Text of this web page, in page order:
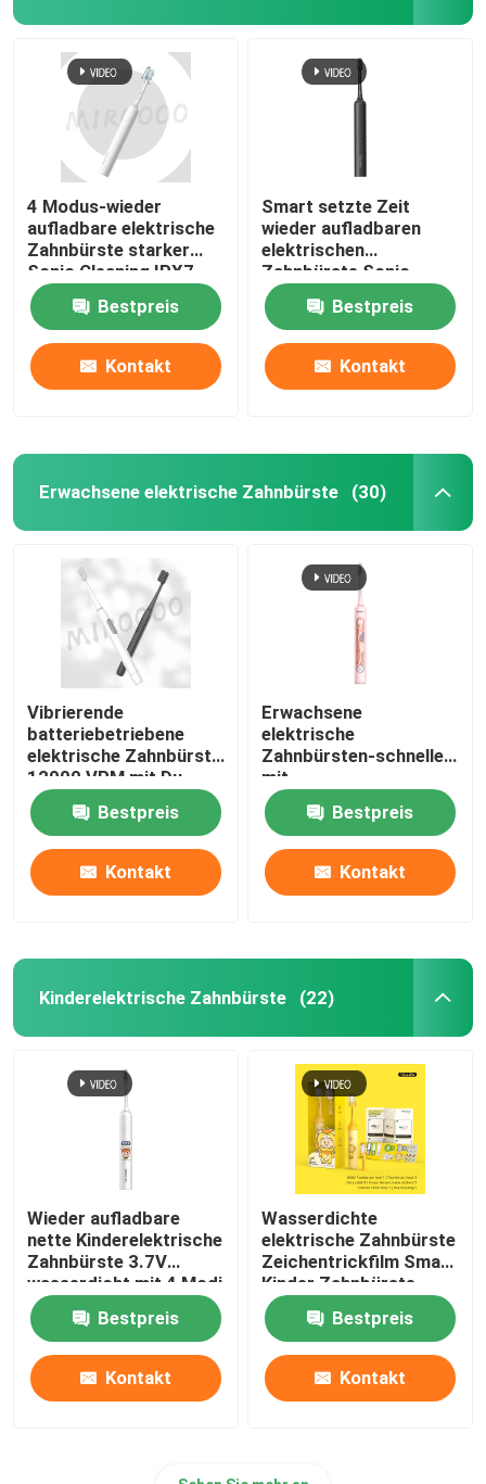
4 Modus-wieder
aufladbare elektrische
Zahnbürste starker
Sonic Cleaning IPX7
wasserdicht
Bestpreis
Kontakt
Smart setzte Zeit
wieder aufladbaren
elektrischen
Zahnbürste Sonic
Wireless Charging
Waterproofs fest
Bestpreis
Kontakt
Erwachsene elektrische Zahnbürste (30)
Vibrierende
batteriebetriebene
elektrische Zahnbürste
12000 VPM mit Du
Pont Borsten
Bestpreis
Kontakt
Erwachsene
elektrische
Zahnbürsten-schnelle
mit
Ultraschallaufladung
wasserdicht mit 4 Modi
Bestpreis
Kontakt
Kinderelektrische Zahnbürste (22)
Wieder aufladbare
nette Kinderelektrische
Zahnbürste 3.7V
wasserdicht mit 4 Modi
Bestpreis
Kontakt
Wasserdichte
elektrische Zahnbürste
Zeichentrickfilm Smart
Kinder Zahnbürste
Automatische
ZahnbürsteBestpreis
Kontakt